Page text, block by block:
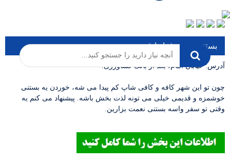
بستنی نعمت (چابهار)
آدرس: خیابان امام، بعد از بانک کشاورزی.
چون تو این شهر کافه و کافی شاپ کم پیدا می شه، خوردن یه بستنی
خوشمزه و قدیمی خیلی می تونه لذت بخش باشه. پیشنهاد می کنم یه
وقتی تو سفر واسه بستنی نعمت بزارین.